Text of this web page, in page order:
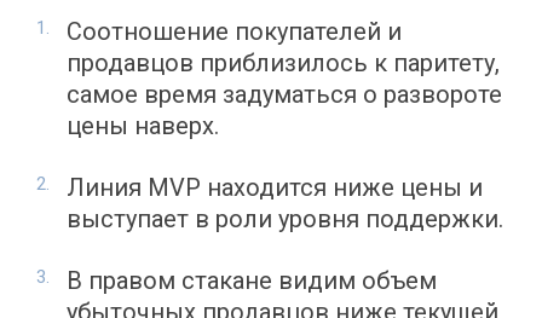
Соотношение покупателей и
продавцов приблизилось к паритету,
самое время задуматься о развороте
цены наверх.
Линия MVP находится ниже цены и
выступает в роли уровня поддержки.
В правом стакане видим объем